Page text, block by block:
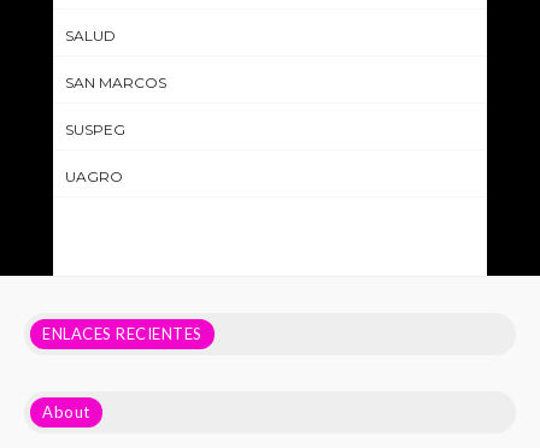
SALUD
SAN MARCOS
SUSPEG
UAGRO
ENLACES RECIENTES
About